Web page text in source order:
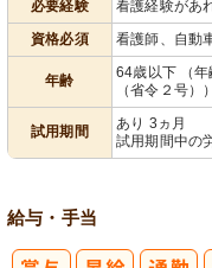
必要経験
看護経験があ
資格必須
看護師、自動
年齢
64歳以下 （
（省令２号））
試用期間
あり 3ヵ月
試用期間中の
給与・手当